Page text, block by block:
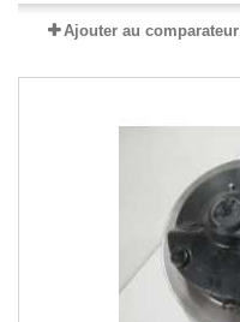
Ajouter au comparateur